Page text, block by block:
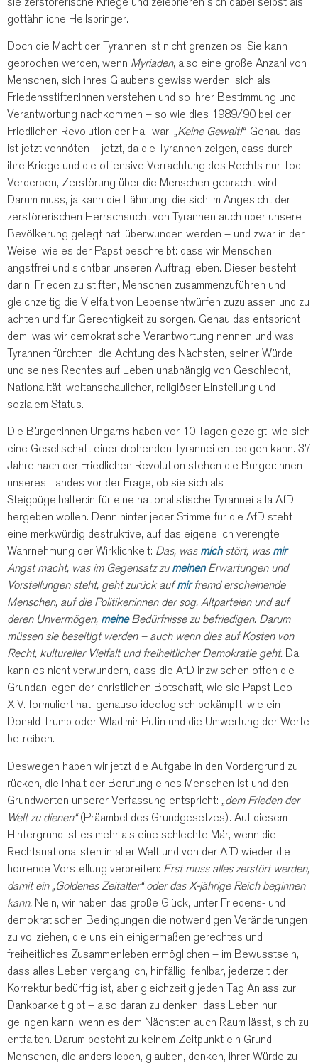
gottähnliche Heilsbringer.
Doch die Macht der Tyrannen ist nicht grenzenlos. Sie kann
gebrochen werden, wenn Myriaden, also eine große Anzahl von
Menschen, sich ihres Glaubens gewiss werden, sich als
Friedensstifter:innen verstehen und so ihrer Bestimmung und
Verantwortung nachkommen – so wie dies 1989/90 bei der
Friedlichen Revolution der Fall war: „Keine Gewalt!“. Genau das
ist jetzt vonnöten – jetzt, da die Tyrannen zeigen, dass durch
ihre Kriege und die offensive Verrachtung des Rechts nur Tod,
Verderben, Zerstörung über die Menschen gebracht wird.
Darum muss, ja kann die Lähmung, die sich im Angesicht der
zerstörerischen Herrschsucht von Tyrannen auch über unsere
Bevölkerung gelegt hat, überwunden werden – und zwar in der
Weise, wie es der Papst beschreibt: dass wir Menschen
angstfrei und sichtbar unseren Auftrag leben. Dieser besteht
darin, Frieden zu stiften, Menschen zusammenzuführen und
gleichzeitig die Vielfalt von Lebensentwürfen zuzulassen und zu
achten und für Gerechtigkeit zu sorgen. Genau das entspricht
dem, was wir demokratische Verantwortung nennen und was
Tyrannen fürchten: die Achtung des Nächsten, seiner Würde
und seines Rechtes auf Leben unabhängig von Geschlecht,
Nationalität, weltanschaulicher, religiöser Einstellung und
sozialem Status.
Die Bürger:innen Ungarns haben vor 10 Tagen gezeigt, wie sich
eine Gesellschaft einer drohenden Tyrannei entledigen kann. 37
Jahre nach der Friedlichen Revolution stehen die Bürger:innen
unseres Landes vor der Frage, ob sie sich als
Steigbügelhalter:in für eine nationalistische Tyrannei a la AfD
hergeben wollen. Denn hinter jeder Stimme für die AfD steht
eine merkwürdig destruktive, auf das eigene Ich verengte
Wahrnehmung der Wirklichkeit: Das, was mich stört, was mir
Angst macht, was im Gegensatz zu meinenErwartungen und
Vorstellungen steht, geht zurück aufmirfremd erscheinende
Menschen, auf die Politiker:innen der sog. Altparteien und auf
deren Unvermögen, meineBedürfnisse zu befriedigen. Darum
müssen sie beseitigt werden – auch wenn dies auf Kosten von
Recht, kultureller Vielfalt und freiheitlicher Demokratie geht. Da
kann es nicht verwundern, dass die AfD inzwischen offen die
Grundanliegen der christlichen Botschaft, wie sie Papst Leo
XIV. formuliert hat, genauso ideologisch bekämpft, wie ein
Donald Trump oder Wladimir Putin und die Umwertung der Werte
betreiben.
Deswegen haben wir jetzt die Aufgabe in den Vordergrund zu
rücken, die Inhalt der Berufung eines Menschen ist und den
Grundwerten unserer Verfassung entspricht: „dem Frieden der
Welt zu dienen“(Präambel des Grundgesetzes). Auf diesem
Hintergrund ist es mehr als eine schlechte Mär, wenn die
Rechtsnationalisten in aller Welt und von der AfD wieder die
horrende Vorstellung verbreiten: Erst muss alles zerstört werden,
damit ein „Goldenes Zeitalter“ oder das X-jährige Reich beginnen
kann. Nein, wir haben das große Glück, unter Friedens- und
demokratischen Bedingungen die notwendigen Veränderungen
zu vollziehen, die uns ein einigermaßen gerechtes und
freiheitliches Zusammenleben ermöglichen – im Bewusstsein,
dass alles Leben vergänglich, hinfällig, fehlbar, jederzeit der
Korrektur bedürftig ist, aber gleichzeitig jeden Tag Anlass zur
Dankbarkeit gibt – also daran zu denken, dass Leben nur
gelingen kann, wenn es dem Nächsten auch Raum lässt, sich zu
entfalten. Darum besteht zu keinem Zeitpunkt ein Grund,
Menschen, die anders leben, glauben, denken, ihrer Würde zu